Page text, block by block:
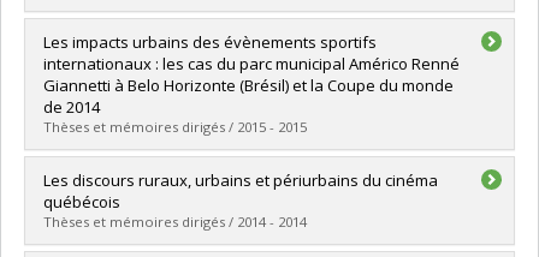
Graduate : Gibb, Christine
Cycle :Doctoral
Grade :Ph. D.
Lien vers le document dans Papyrus
Les impacts urbains des évènements sportifs
internationaux : les cas du parc municipal Américo Renné
Giannetti à Belo Horizonte (Brésil) et la Coupe du monde
de 2014
Thèses et mémoires dirigés / 2015 - 2015
Graduate :Bastos Pedrosa Rodrigues, Julia
Cycle :Master's
Grade :M. Sc.
Lien vers le document dans Papyrus
Les discours ruraux, urbains et périurbains du cinéma
québécois
Thèses et mémoires dirigés / 2014 - 2014